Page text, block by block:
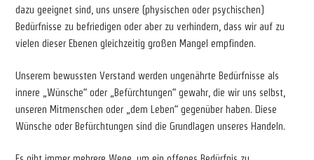
dazu geeignet sind, uns unsere (physischen oder psychischen)
Bedürfnisse zu befriedigen oder aber zu verhindern, dass wir auf zu
vielen dieser Ebenen gleichzeitig großen Mangel empfinden.
Unserem bewussten Verstand werden ungenährte Bedürfnisse als
innere „Wünsche“ oder „Befürchtungen“ gewahr, die wir uns selbst,
unseren Mitmenschen oder „dem Leben“ gegenüber haben. Diese
Wünsche oder Befürchtungen sind die Grundlagen unseres Handeln.